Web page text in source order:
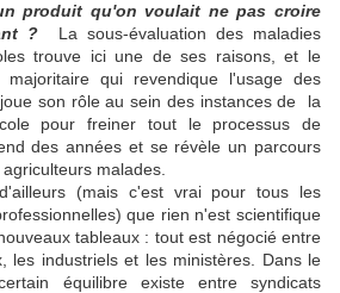
produit qu'on voulait ne pas croire
?
La sous-évaluation des maladies
trouve ici une de ses raisons, et le
majoritaire qui revendique l'usage des
son rôle au sein des instances de la
pour freiner tout le processus de
des années et se révèle un parcours
malades.
(mais c'est vrai pour tous les
que rien n'est scientifique
tableaux : tout est négocié entre
les industriels et les ministères. Dans le
équilibre existe entre syndicats